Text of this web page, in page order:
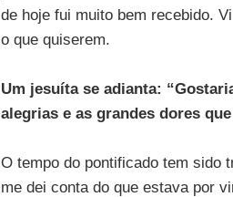
de hoje fui muito bem recebido.
o que quiserem.
Um jesuíta se adianta:
alegrias e as grandes dores
O tempo do pontificado tem sido
me dei conta do que estava por